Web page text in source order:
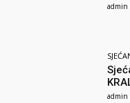
admin
admin